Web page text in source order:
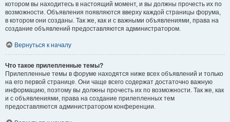
котором вы находитесь в настоящий момент, и вы должны прочесть их по
возможности. Объявления появляются вверху каждой страницы форума,
в котором они созданы. Так же, как и с важными объявлениями, права на
создание объявлений предоставляются администратором.
Вернуться к началу
Что такое прилепленные темы?
Прилепленные темы в форуме находятся ниже всех объявлений и только
на его первой странице. Они чаще всего содержат достаточно важную
информацию, поэтому вы должны прочесть их по возможности. Так же, как
и с объявлениями, права на создание прилепленных тем
предоставляются администратором конференции.